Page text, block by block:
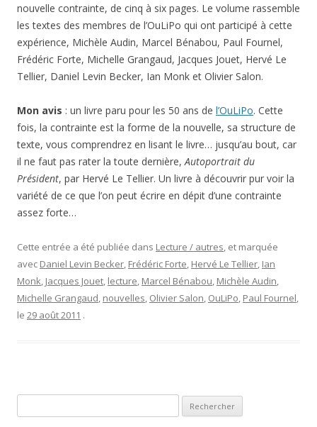
nouvelle contrainte, de cinq à six pages. Le volume rassemble
les textes des membres de l’OuLiPo qui ont participé à cette
expérience, Michèle Audin, Marcel Bénabou, Paul Fournel,
Frédéric Forte, Michelle Grangaud, Jacques Jouet, Hervé Le
Tellier, Daniel Levin Becker, Ian Monk et Olivier Salon.
Mon avis : un livre paru pour les 50 ans de l’OuLiPo. Cette
fois, la contrainte est la forme de la nouvelle, sa structure de
texte, vous comprendrez en lisant le livre… jusqu’au bout, car
il ne faut pas rater la toute dernière,Autoportrait du
Président, par Hervé Le Tellier. Un livre à découvrir pur voir la
variété de ce que l’on peut écrire en dépit d’une contrainte
assez forte…
Cette entrée a été publiée dans Lecture / autres, et marquée
avec Daniel Levin Becker, Frédéric Forte, Hervé Le Tellier, Ian
Monk, Jacques Jouet, lecture, Marcel Bénabou, Michèle Audin,
Michelle Grangaud, nouvelles, Olivier Salon, OuLiPo, Paul Fournel,
le 29 août 2011 .